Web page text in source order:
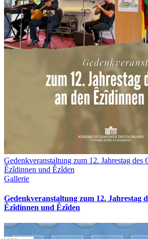
Gedenkveranstaltung zum 12. Jahrestag des
Êzîdinnen und Êzîden
Gallerie
Gedenkveranstaltung zum 12. Jahrestag
Êzîdinnen und Êzîden